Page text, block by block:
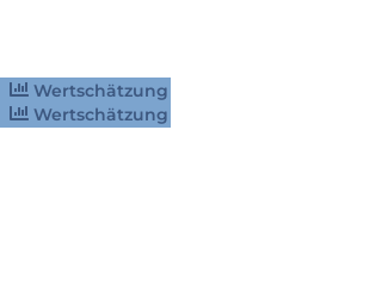
Wertschätzung
Wertschätzung